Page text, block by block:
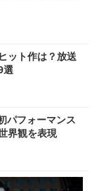
ット作は？放送
選
パフォーマンス
界観を表現